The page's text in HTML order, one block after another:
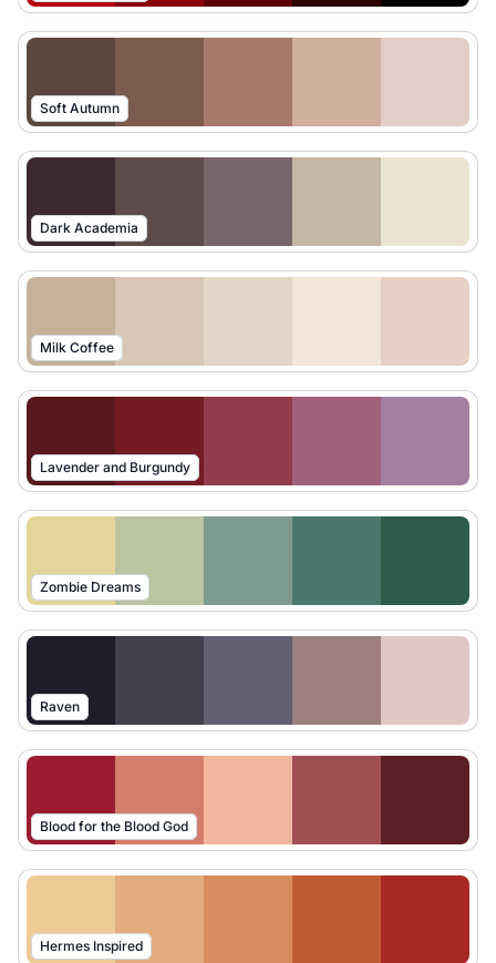
Soft Autumn
Dark Academia
Milk Coffee
Lavender and Burgundy
Zombie Dreams
Raven
Blood for the Blood God
Hermes Inspired